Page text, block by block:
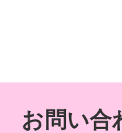
お問い合